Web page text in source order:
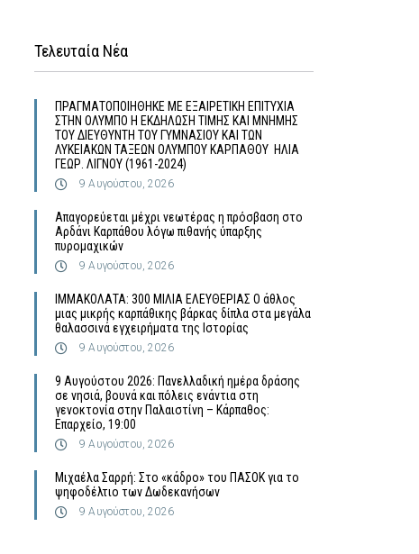
Τελευταία Νέα
ΠΡΑΓΜΑΤΟΠΟΙΗΘΗΚΕ ΜΕ ΕΞΑΙΡΕΤΙΚΗ ΕΠΙΤΥΧΙΑ
ΣΤΗΝ ΟΛΥΜΠΟ Η ΕΚΔΗΛΩΣΗ ΤΙΜΗΣ ΚΑΙ ΜΝΗΜΗΣ
ΤΟΥ ΔΙΕΥΘΥΝΤΗ ΤΟΥ ΓΥΜΝΑΣΙΟΥ ΚΑΙ ΤΩΝ
ΛΥΚΕΙΑΚΩΝ ΤΑΞΕΩΝ ΟΛΥΜΠΟΥ ΚΑΡΠΑΘΟΥ ΗΛΙΑ
ΓΕΩΡ. ΛΙΓΝΟΥ (1961-2024)
9 Αυγούστου, 2026
Απαγορεύεται μέχρι νεωτέρας η πρόσβαση στο
Αρδάνι Καρπάθου λόγω πιθανής ύπαρξης
πυρομαχικών
9 Αυγούστου, 2026
ΙΜΜΑΚΟΛΑΤΑ: 300 ΜΙΛΙΑ ΕΛΕΥΘΕΡΙΑΣ Ο άθλος
μιας μικρής καρπάθικης βάρκας δίπλα στα μεγάλα
θαλασσινά εγχειρήματα της Ιστορίας
9 Αυγούστου, 2026
9 Αυγούστου 2026: Πανελλαδική ημέρα δράσης
σε νησιά, βουνά και πόλεις ενάντια στη
γενοκτονία στην Παλαιστίνη – Κάρπαθος:
Επαρχείο, 19:00
9 Αυγούστου, 2026
Μιχαέλα Σαρρή: Στο «κάδρο» του ΠΑΣΟΚ για το
ψηφοδέλτιο των Δωδεκανήσων
9 Αυγούστου, 2026